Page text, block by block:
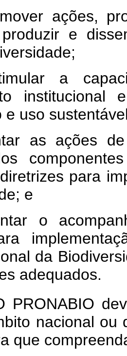
ações,
e
a
e uso
as ações de
para
e
o
da
adequados.
nacional ou
que